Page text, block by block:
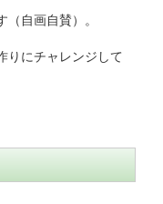
（自画自賛）。
りにチャレンジして